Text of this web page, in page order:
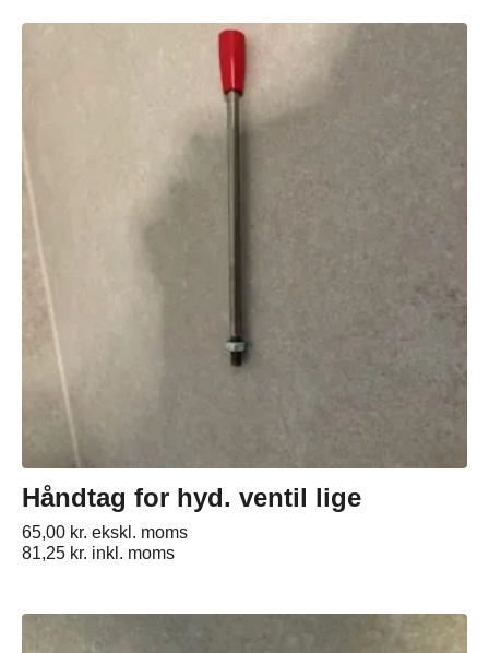
Håndtag for hyd. ventil lige
65,00 kr. ekskl. moms
81,25 kr. inkl. moms